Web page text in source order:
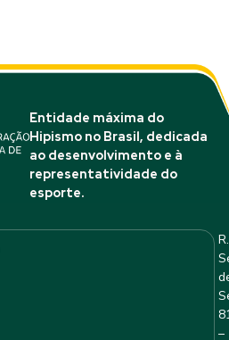
Entidade máxima do
Hipismo no Brasil, dedicada
ao desenvolvimento e à
representatividade do
esporte.
R.
–